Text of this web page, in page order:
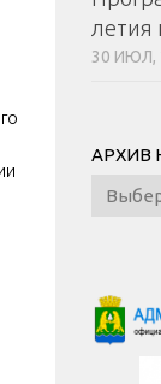
летия
30 ИЮЛ,
АРХИВ
Архив
новостей